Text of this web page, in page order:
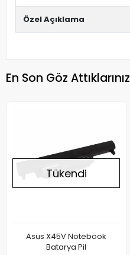
Özel Açıklama
En Son Göz Attıklarınız
Tükendi
Asus X45V Notebook
Batarya Pil